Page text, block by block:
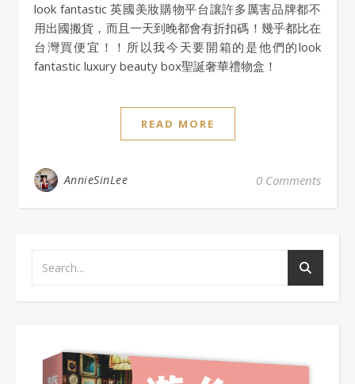
look fantastic 英國美妝購物平台讓許多厲害品牌都不
用出國搬貨，而且一天到晚都會有折扣碼！幾乎都比在
台灣買便宜！！所以我今天要開箱的是他們的look
fantastic luxury beauty box聖誕奢華禮物盒！
READ MORE
AnnieSinLee 0 Comments